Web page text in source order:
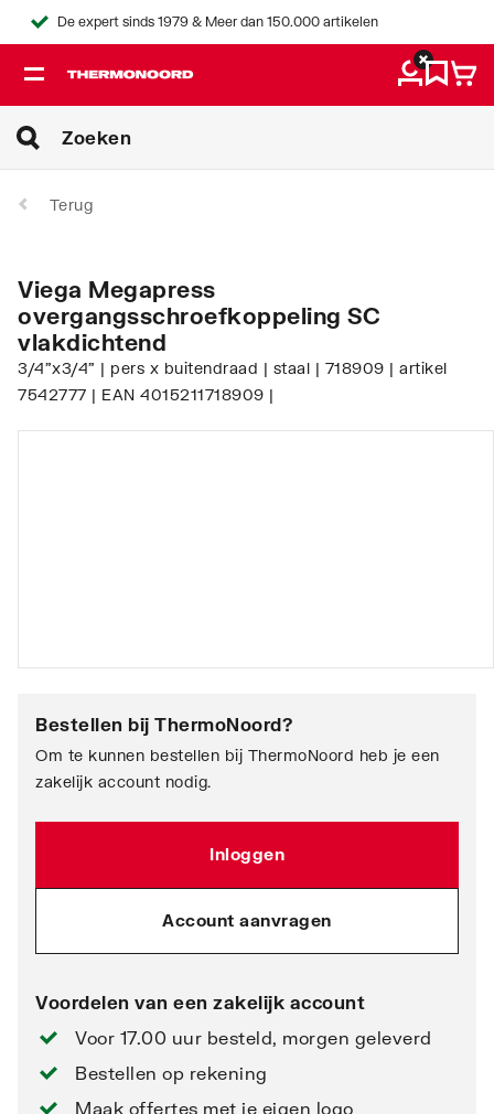
De expert sinds 1979 & Meer dan 150.000 artikelen
Terug
Viega Megapress
overgangsschroefkoppeling SC
vlakdichtend
3/4"x3/4" | pers x buitendraad | staal | 718909 | artikel
7542777 | EAN 4015211718909 |
Bestellen bij ThermoNoord?
Om te kunnen bestellen bij ThermoNoord heb je een
zakelijk account nodig.
Inloggen
Account aanvragen
Voordelen van een zakelijk account
Voor 17.00 uur besteld, morgen geleverd
Bestellen op rekening
Maak offertes met je eigen logo